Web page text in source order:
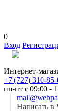
0
Вход
Интернет-
+7 (727) 310-85-
пн-пт с 09:00 -
Написать в